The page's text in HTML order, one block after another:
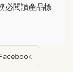
必閱讀產品標